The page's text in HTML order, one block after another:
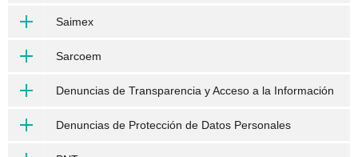
Saimex
Sarcoem
Denuncias de Transparencia y Acceso a la Información
Denuncias de Protección de Datos Personales